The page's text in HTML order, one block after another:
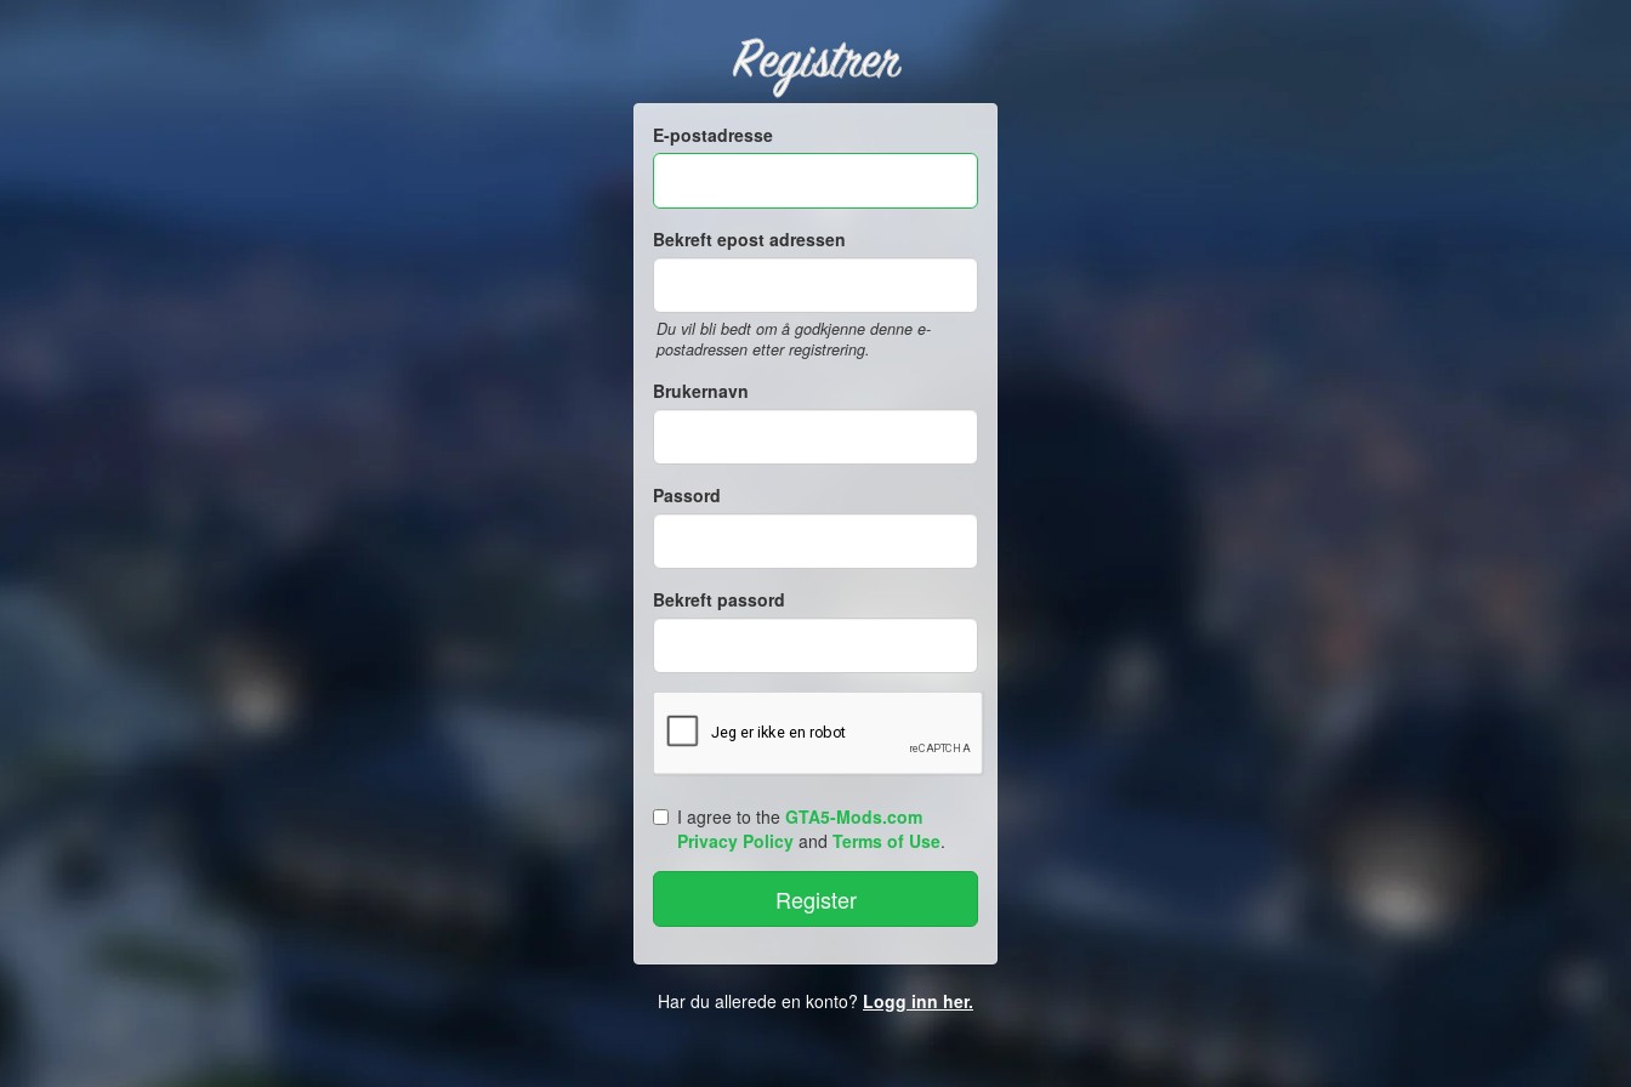
Registrer
E-postadresse
Bekreft epost adressen
Du vil bli bedt om å godkjenne denne e-
postadressen etter registrering.
Brukernavn
Passord
Bekreft passord
I agree to the GTA5-Mods.com
Privacy Policy and Terms of Use.
Har du allerede en konto? Logg inn her.